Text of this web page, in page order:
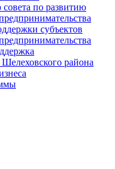
по развитию
субъектов
района